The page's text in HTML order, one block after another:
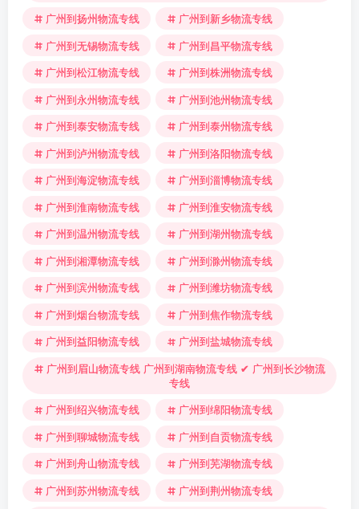
广州到扬州物流专线
广州到新乡物流专线
广州到无锡物流专线
广州到昌平物流专线
广州到松江物流专线
广州到株洲物流专线
广州到永州物流专线
广州到池州物流专线
广州到泰安物流专线
广州到泰州物流专线
广州到泸州物流专线
广州到洛阳物流专线
广州到海淀物流专线
广州到淄博物流专线
广州到淮南物流专线
广州到淮安物流专线
广州到温州物流专线
广州到湖州物流专线
广州到湘潭物流专线
广州到滁州物流专线
广州到滨州物流专线
广州到潍坊物流专线
广州到烟台物流专线
广州到焦作物流专线
广州到益阳物流专线
广州到盐城物流专线
广州到眉山物流专线 广州到湖南物流专线 ✔ 广州到长沙物流
专线
广州到绍兴物流专线
广州到绵阳物流专线
广州到聊城物流专线
广州到自贡物流专线
广州到舟山物流专线
广州到芜湖物流专线
广州到苏州物流专线
广州到荆州物流专线